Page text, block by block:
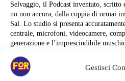
Gestisci
Selvaggio, il Podcast inventato,
no non ancora, dalla coppia di ormai
Sal. Lo studio si presenta accuratamente studiato, un bel tavolo
centrale, microfoni, videocamere,
generazione e l’imprescindibile
Alessandra Chiaradia